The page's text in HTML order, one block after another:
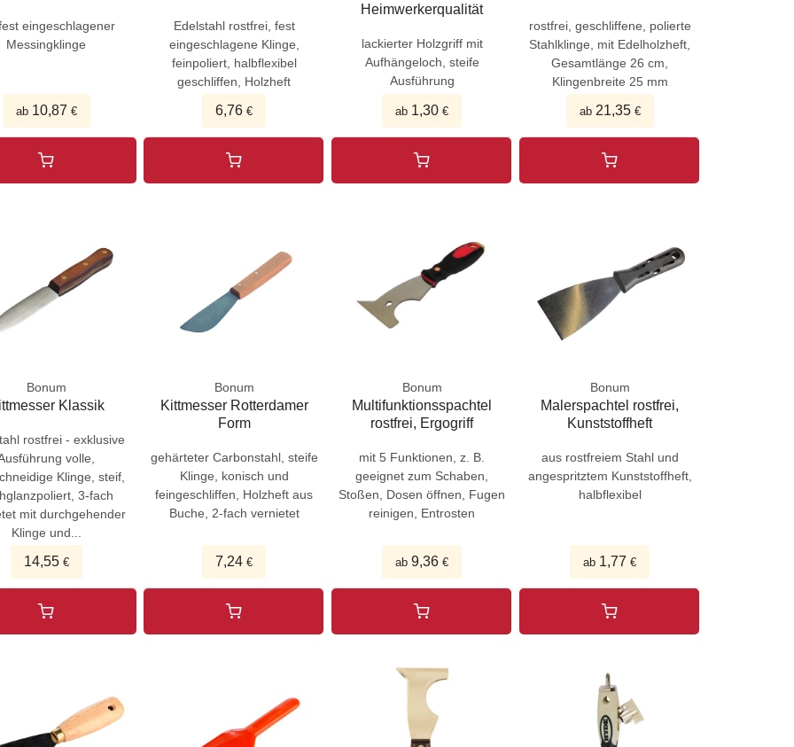
eingeschlagener
Messingklinge
ab 10,87 €
Edelstahl rostfrei, fest
eingeschlagene Klinge,
feinpoliert, halbflexibel
geschliffen, Holzheft
6,76 €
Heimwerkerqualität
lackierter Holzgriff mit
Aufhängeloch, steife
Ausführung
ab 1,30 €
rostfrei, geschliffene, polierte
Stahlklinge, mit Edelholzheft,
Gesamtlänge 26 cm,
Klingenbreite 25 mm
ab 21,35€
Bonum
Klassik
rostfrei - exklusive
volle,
Klinge, steif,
3-fach
mit durchgehender
Klinge und...
14,55€
Bonum
Kittmesser Rotterdamer
Form
gehärteter Carbonstahl, steife
Klinge, konisch und
feingeschliffen, Holzheft aus
Buche, 2-fach vernietet
7,24 €
Bonum
Multifunktionsspachtel
rostfrei, Ergogriff
mit 5 Funktionen, z. B.
geeignet zum Schaben,
Stoßen, Dosen öffnen, Fugen
reinigen, Entrosten
ab9,36 €
Bonum
Malerspachtel rostfrei,
Kunststoffheft
aus rostfreiem Stahl und
angespritztem Kunststoffheft,
halbflexibel
ab 1,77 €